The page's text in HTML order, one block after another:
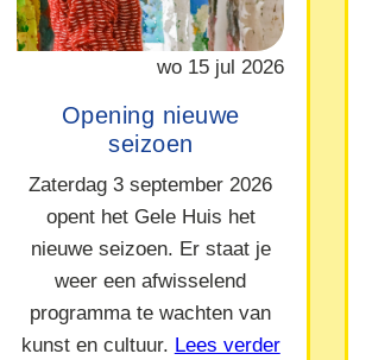
wo 15 jul 2026
Opening nieuwe
seizoen
Zaterdag 3 september 2026
opent het Gele Huis het
nieuwe seizoen. Er staat je
weer een afwisselend
programma te wachten van
kunst en cultuur. Lees verder